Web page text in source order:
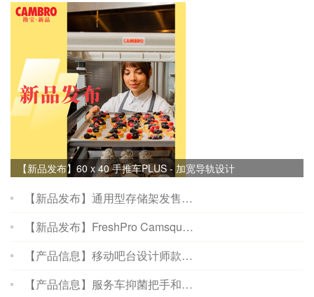
【新品发布】60 x 40 手推车PLUS - 加宽导轨设计
【新品发布】通用型存储架发售…
【新品发布】FreshPro Camsqu…
【产品信息】移动吧台设计师款…
【产品信息】服务车抑菌把手和…